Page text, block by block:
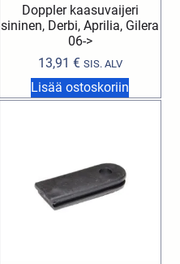
Doppler kaasuvaijeri
sininen, Derbi, Aprilia, Gilera
06->
13,91 € SIS. ALV
Lisää ostoskoriin